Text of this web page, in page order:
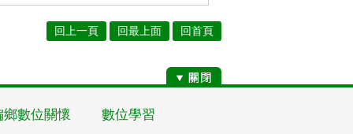
回上一頁 回最上面 回首頁
鄉數位關懷 數位學習